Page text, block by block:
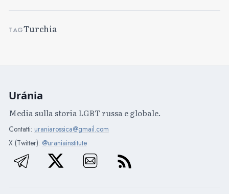
TAGTurchia
Uránia
Media sulla storia LGBT russa e globale.
Contatti: uraniarossica@gmail.com
X (Twitter): @uraniainstitute